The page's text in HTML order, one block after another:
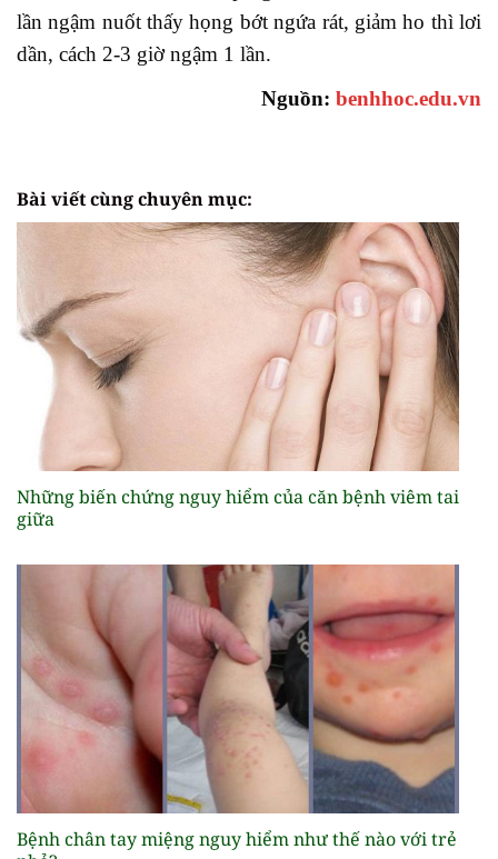
lần ngậm nuốt thấy họng bớt ngứa rát, giảm ho thì lơi
dần, cách 2-3 giờ ngậm 1 lần.
Nguồn: benhhoc.edu.vn
Bài viết cùng chuyên mục:
Những biến chứng nguy hiểm của căn bệnh viêm tai
giữa
Bệnh chân tay miệng nguy hiểm như thế nào với trẻ